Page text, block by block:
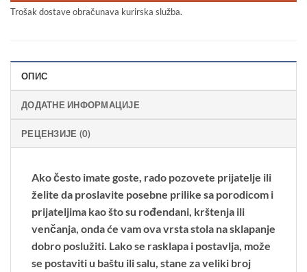
Trošak dostave obračunava kurirska služba.
ОПИС
ДОДАТНЕ ИНФОРМАЦИЈЕ
РЕЦЕНЗИЈЕ (0)
Ako često imate goste, rado pozovete prijatelje ili
želite da proslavite posebne prilike sa porodicom i
prijateljima kao što su rođendani, krštenja ili
venčanja, onda će vam ova vrsta stola na sklapanje
dobro poslužiti. Lako se rasklapa i postavlja, može
se postaviti u baštu ili salu, stane za veliki broj